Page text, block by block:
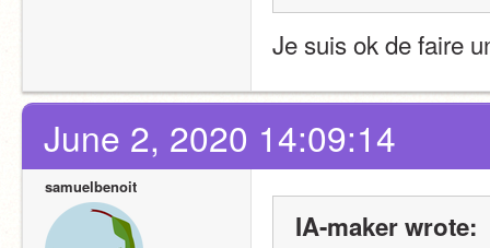
Je suis ok de faire
June 2, 2020 14:09:14
samuelbenoit
IA-maker wrote: